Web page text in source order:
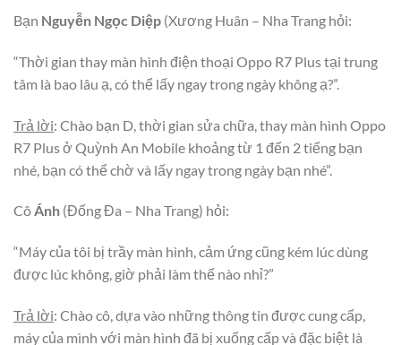
Bạn Nguyễn Ngọc Diệp (Xương Huân – Nha Trang hỏi:
“Thời gian thay màn hình điện thoại Oppo R7 Plus tại trung
tâm là bao lâu ạ, có thể lấy ngay trong ngày không ạ?”.
Trả lời: Chào bạn D, thời gian sửa chữa, thay màn hình Oppo
R7 Plus ở Quỳnh An Mobile khoảng từ 1 đến 2 tiếng bạn
nhé, bạn có thể chờ và lấy ngay trong ngày bạn nhé”.
CôÁnh (Đống Đa – Nha Trang) hỏi:
“Máy của tôi bị trầy màn hình, cảm ứng cũng kém lúc dùng
được lúc không, giờ phải làm thế nào nhỉ?”
Trả lời: Chào cô, dựa vào những thông tin được cung cấp,
máy của mình với màn hình đã bị xuống cấp và đặc biệt là